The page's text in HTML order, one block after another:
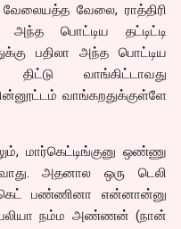
வேலை, ராத்திரி
பொட்டிய தட்டிட்டி
பதிலா அந்த பொட்டிய
திட்டு வாங்கிட்டாவது
வாங்கறதுக்குள்ளே
மார்கெட்டிங்குனு ஒண்ணு
அதனால ஒரு டெலி
பண்ணினா என்னான்னு
நம்ம அண்ணன் (நான்